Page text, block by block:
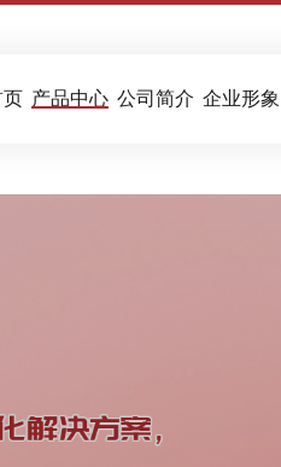
页 产品中心 公司简介 企业形象